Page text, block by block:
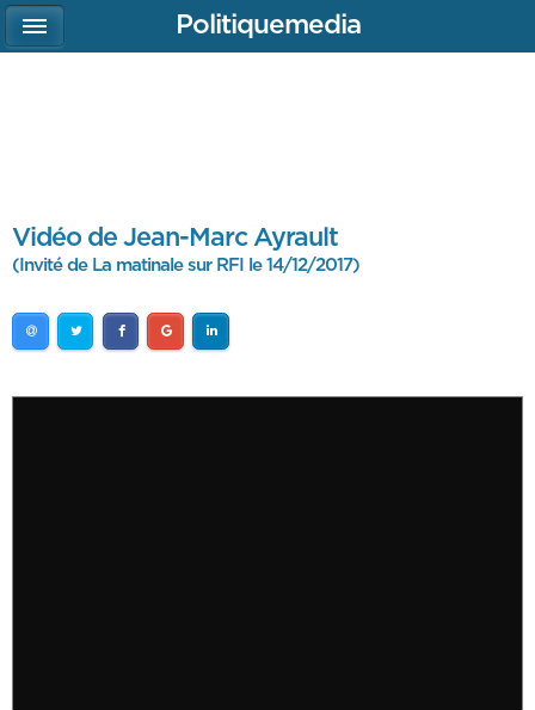
Vidéo de Jean-Marc Ayrault
(Invité de La matinale sur RFI le 14/12/2017)
Politiquemedia